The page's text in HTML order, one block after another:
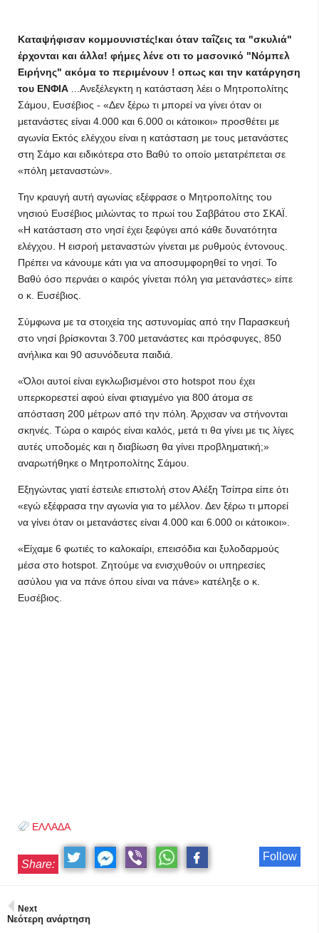
Kαταψήφισαν κομμουνιστές!και όταν ταΐζεις τα "σκυλιά"
έρχονται και άλλα! φήμες λένε οτι το μασονικό "Νόμπελ
Ειρήνης" ακόμα το περιμένουν ! οπως και την κατάργηση
του ΕΝΦΙΑ
...Ανεξέλεγκτη η κατάσταση λέει ο Μητροπολίτης
Σάμου, Ευσέβιος - «Δεν ξέρω τι μπορεί να γίνει όταν οι
μετανάστες είναι 4.000 και 6.000 οι κάτοικοι» προσθέτει με
αγωνία Εκτός ελέγχου είναι η κατάσταση με τους μετανάστες
στη Σάμο και ειδικότερα στο Βαθύ το οποίο μετατρέπεται σε
«πόλη μεταναστών».
Την κραυγή αυτή αγωνίας εξέφρασε ο Μητροπολίτης του
νησιού Ευσέβιος μιλώντας το πρωί του Σαββάτου στο ΣΚΑΪ.
«Η κατάσταση στο νησί έχει ξεφύγει από κάθε δυνατότητα
ελέγχου. Η εισροή μεταναστών γίνεται με ρυθμούς έντονους.
Πρέπει να κάνουμε κάτι για να αποσυμφορηθεί το νησί. Το
Βαθύ όσο περνάει ο καιρός γίνεται πόλη για μετανάστες» είπε
ο κ. Ευσέβιος.
Σύμφωνα με τα στοιχεία της αστυνομίας από την Παρασκευή
στο νησί βρίσκονται 3.700 μετανάστες και πρόσφυγες, 850
ανήλικα και 90 ασυνόδευτα παιδιά.
«Όλοι αυτοί είναι εγκλωβισμένοι στο hotspot που έχει
υπερκορεστεί αφού είναι φτιαγμένο για 800 άτομα σε
απόσταση 200 μέτρων από την πόλη. Άρχισαν να στήνονται
σκηνές. Τώρα ο καιρός είναι καλός, μετά τι θα γίνει με τις λίγες
αυτές υποδομές και η διαβίωση θα γίνει προβληματική;»
αναρωτήθηκε ο Μητροπολίτης Σάμου.
Εξηγώντας γιατί έστειλε επιστολή στον Αλέξη Τσίπρα είπε ότι
«εγώ εξέφρασα την αγωνία για το μέλλον. Δεν ξέρω τι μπορεί
να γίνει όταν οι μετανάστες είναι 4.000 και 6.000 οι κάτοικοι».
«Είχαμε 6 φωτιές το καλοκαίρι, επεισόδια και ξυλοδαρμούς
μέσα στο hotspot. Ζητούμε να ενισχυθούν οι υπηρεσίες
ασύλου για να πάνε όπου είναι να πάνε» κατέληξε ο κ.
Ευσέβιος.
ΕΛΛΑΔΑ
Follow
Share:
Next
Νεότερη ανάρτηση